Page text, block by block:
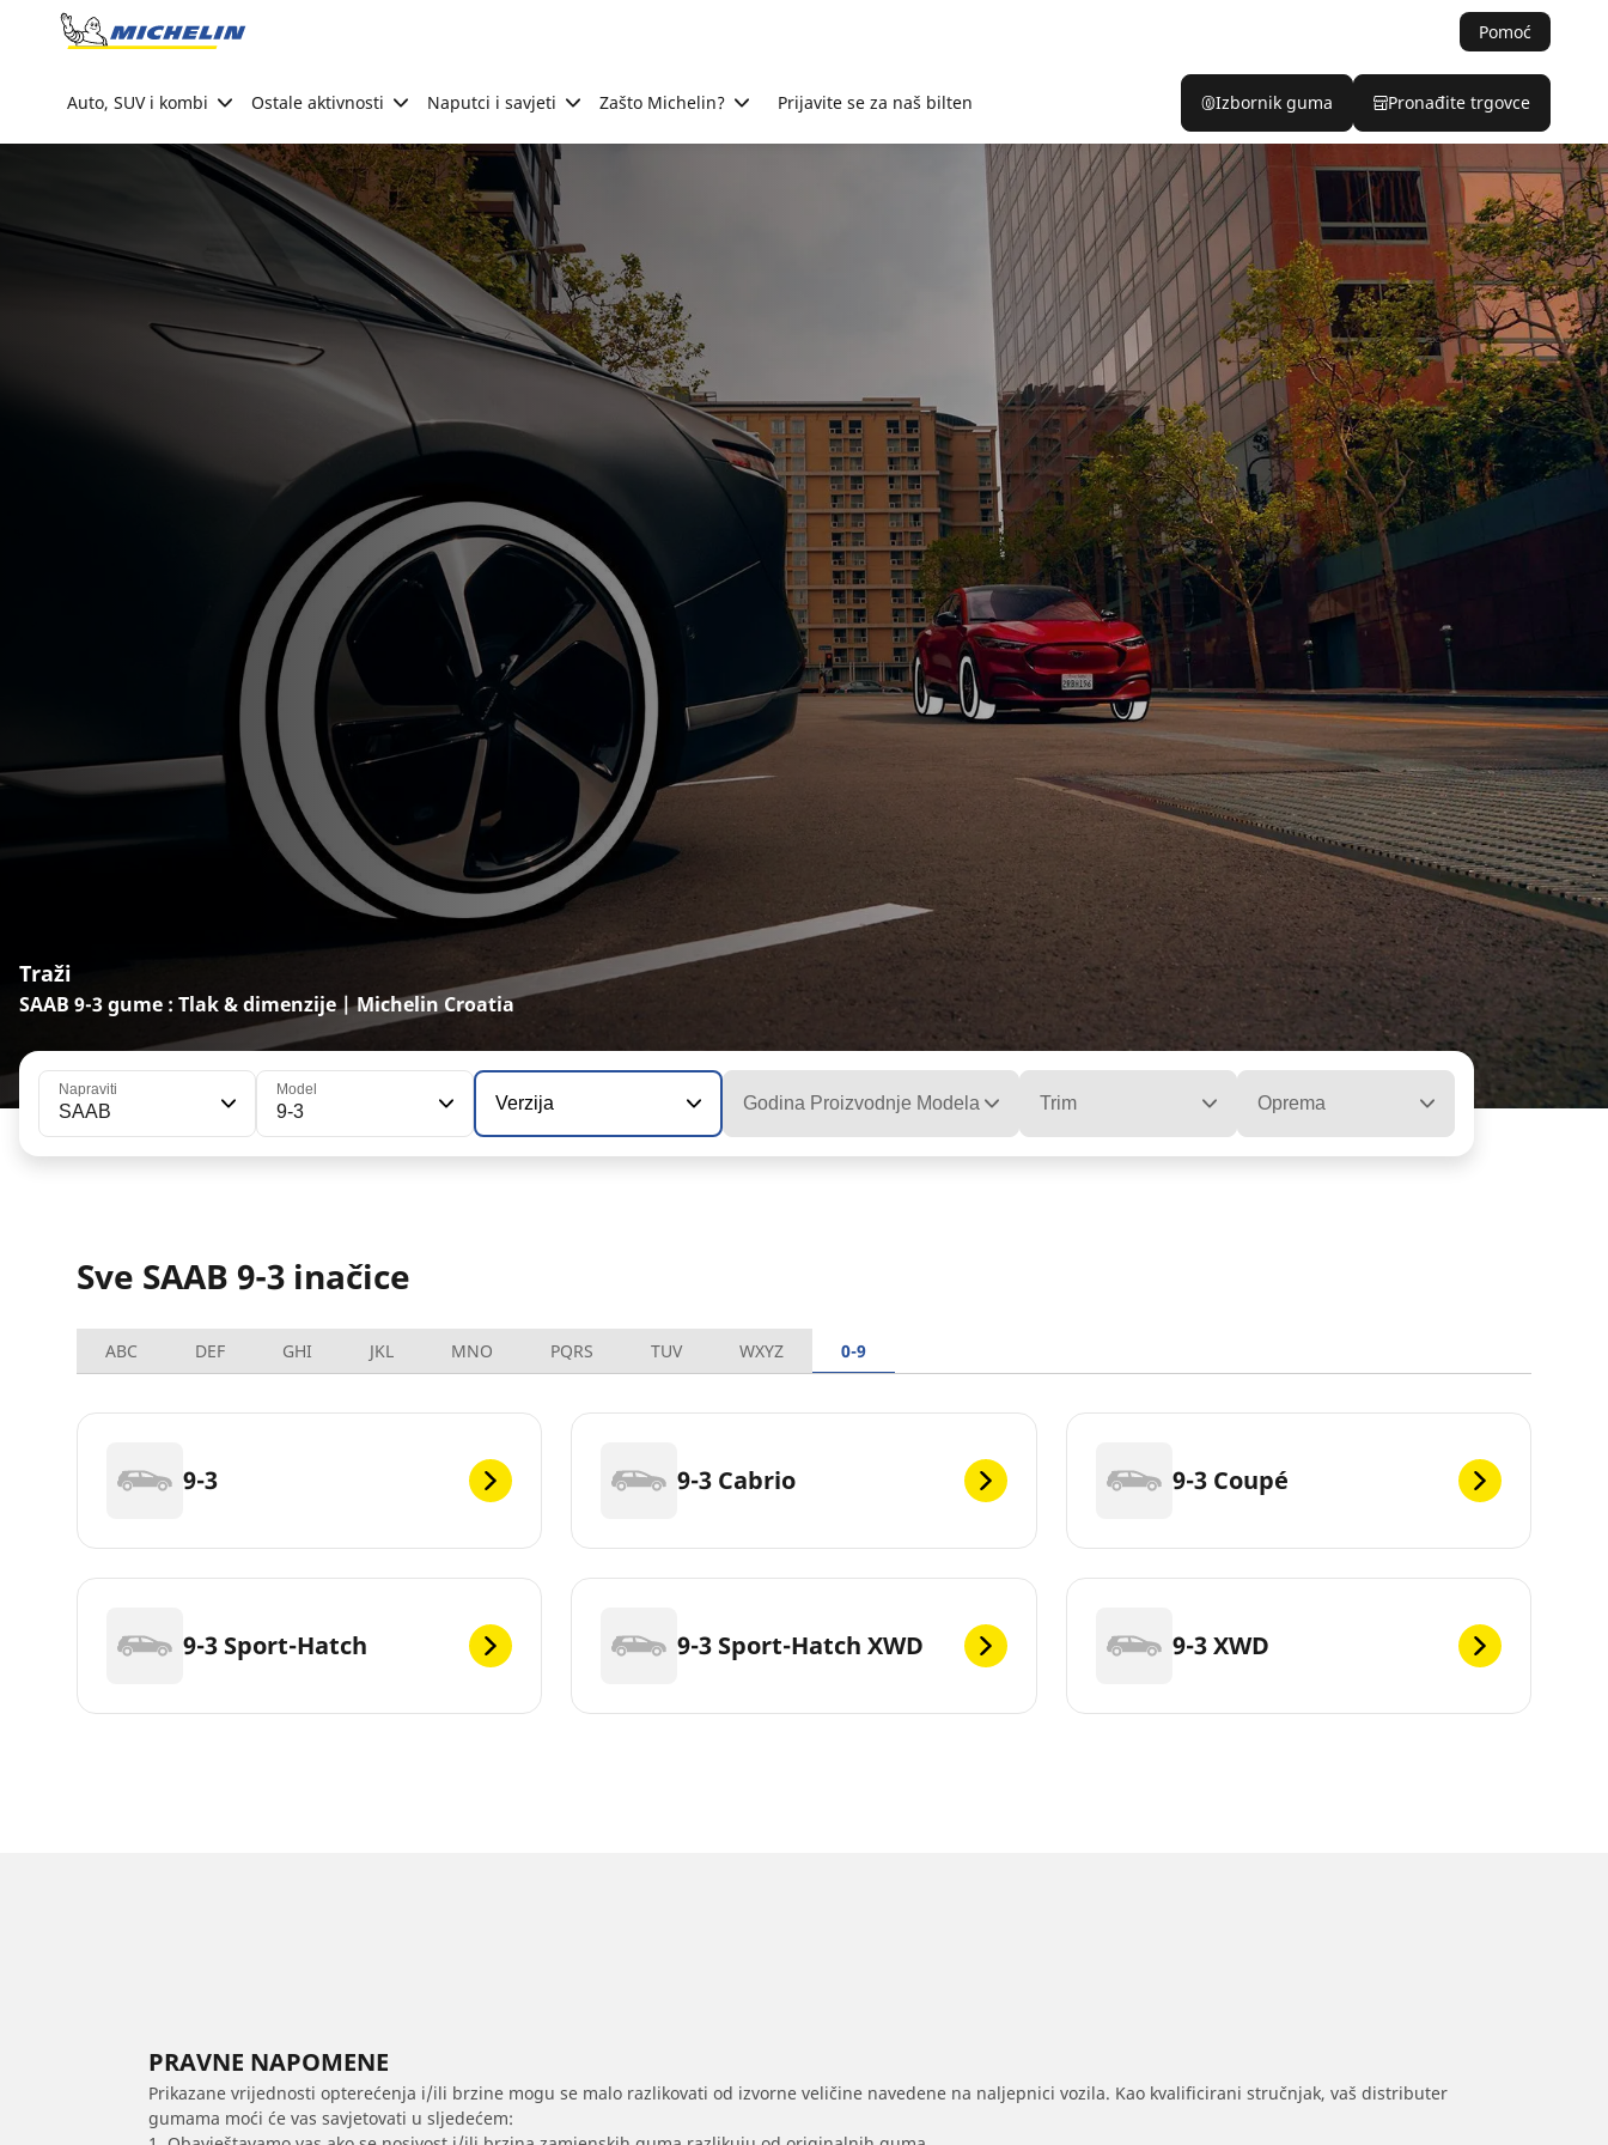
Go to page content
Pomoć
Auto, SUV i kombi Ostale aktivnosti Naputci i savjeti Zašto Michelin? Prijavite se za naš bilten Izbornik guma Pronađite trgovce
Traži
SAAB 9-3 gume : Tlak & dimenzije | Michelin Croatia
Napraviti
SAAB
Model
9-3 Verzija Godina Proizvodnje Modela Trim Oprema
Sve SAAB 9-3 inačice
ABC DEF GHI JKL MNO PQRS TUV WXYZ 0-9
9-3 9-3 Cabrio 9-3 Coupé
9-3 Sport-Hatch 9-3 Sport-Hatch XWD 9-3 XWD
PRAVNE NAPOMENE
Prikazane vrijednosti opterećenja i/ili brzine mogu se malo razlikovati od izvorne veličine navedene na naljepnici vozila. Kao kvalificirani stručnjak, vaš distributer
gumama moći će vas savjetovati u sljedećem: